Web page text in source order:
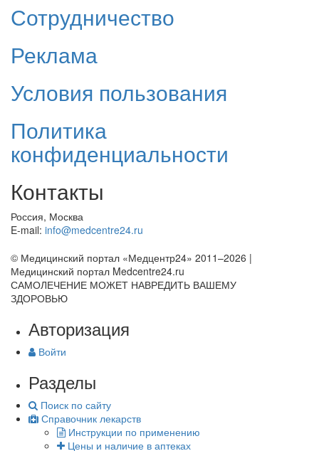
Сотрудничество
Реклама
Условия пользования
Политика
конфиденциальности
Контакты
Россия, Москва
E-mail: info@medcentre24.ru
© Медицинский портал «Медцентр24» 2011–2026 |
Медицинский портал Medcentre24.ru
САМОЛЕЧЕНИЕ МОЖЕТ НАВРЕДИТЬ ВАШЕМУ
ЗДОРОВЬЮ
Авторизация
Войти
Разделы
Поиск по сайту
Справочник лекарств
Инструкции по применению
Цены и наличие в аптеках